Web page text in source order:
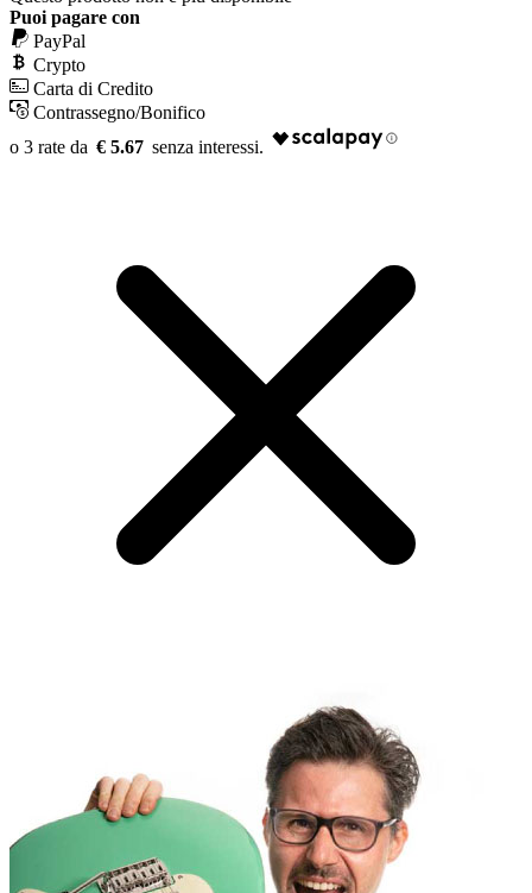
Puoi pagare con
PayPal
Crypto
Carta di Credito
Contrassegno/Bonifico
€ 5.67